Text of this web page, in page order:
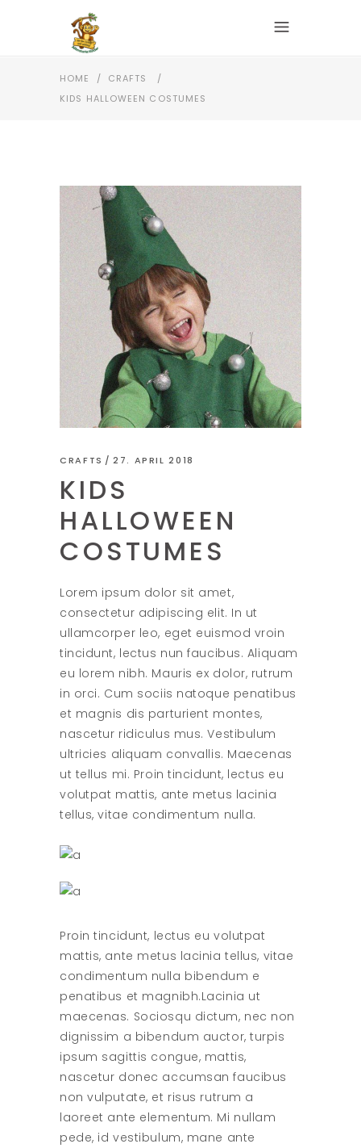
HOME / CRAFTS
/
KIDS HALLOWEEN COSTUMES
CRAFTS 27. APRIL 2018
KIDS
HALLOWEEN
COSTUMES
Lorem ipsum dolor sit amet,
consectetur adipiscing elit. In ut
ullamcorper leo, eget euismod vroin
tincidunt, lectus nun faucibus. Aliquam
eu lorem nibh. Mauris ex dolor, rutrum
in orci. Cum sociis natoque penatibus
et magnis dis parturient montes,
nascetur ridiculus mus. Vestibulum
ultricies aliquam convallis. Maecenas
ut tellus mi. Proin tincidunt, lectus eu
volutpat mattis, ante metus lacinia
tellus, vitae condimentum nulla.
Proin tincidunt, lectus eu volutpat
mattis, ante metus lacinia tellus, vitae
condimentum nulla bibendum e
penatibus et magnibh.Lacinia ut
maecenas. Sociosqu dictum, nec non
dignissim a bibendum auctor, turpis
ipsum sagittis congue, mattis,
nascetur donec accumsan faucibus
non vulputate, et risus rutrum a
laoreet ante elementum. Mi nullam
pede, id vestibulum, mane ante